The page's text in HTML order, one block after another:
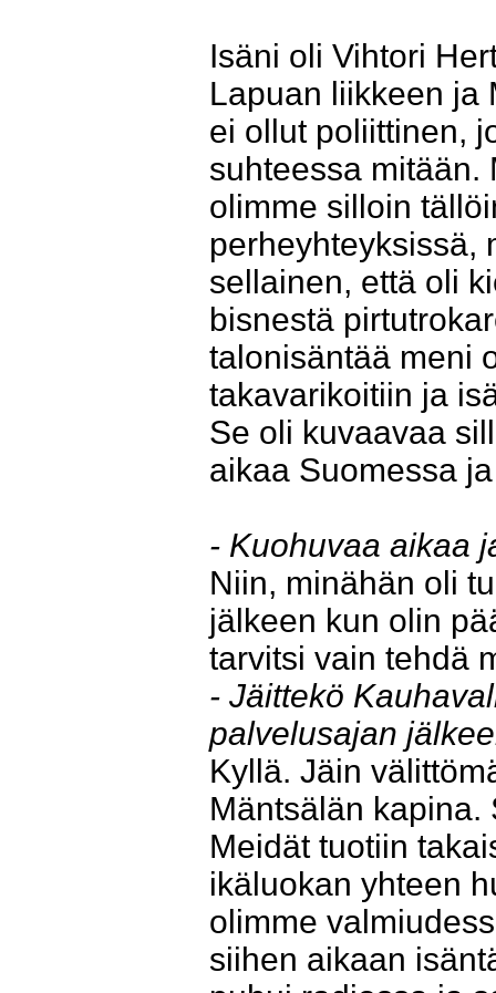
Isäni oli Vihtori
Lapuan liikkeen ja
ei ollut poliittinen,
suhteessa mitään.
olimme silloin
perheyhteyksissä,
sellainen, että oli
bisnestä
talonisäntää meni
takavarikoitiin ja
Se oli kuvaavaa
aikaa Suomessa
- Kuohuvaa aikaa
Niin, minähän oli
jälkeen kun olin
tarvitsi vain tehdä
- Jäittekö
palvelusajan
Kyllä. Jäin
Mäntsälän kapina.
Meidät tuotiin
ikäluokan yhteen
olimme
siihen aikaan